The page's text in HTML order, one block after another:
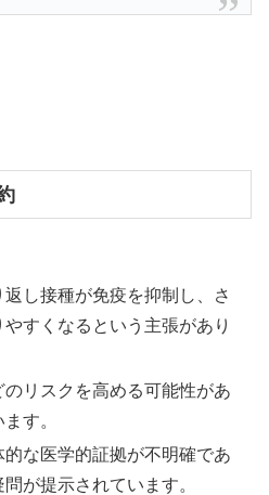
し接種が免疫を抑制し、さ
すくなるという主張があり
リスクを高める可能性があ
す。
な医学的証拠が不明確であ
が提示されています。